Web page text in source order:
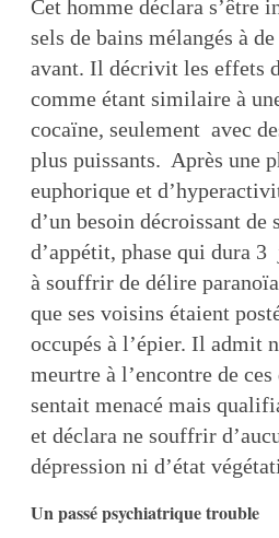
Cet homme déclara s’être
sels de bains mélangés à
avant. Il décrivit les effets
comme étant similaire à
cocaïne, seulement avec
plus puissants. Après une
euphorique et
d’un besoin décroissant de
d’appétit, phase qui dura
à souffrir de délire
que ses voisins étaient
occupés à l’épier. Il admit
meurtre à l’encontre de
sentait menacé mais
et déclara ne souffrir
dépression ni d’état
Un passé psychiatrique trouble